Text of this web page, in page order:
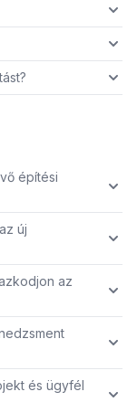
építési
új
az
és ügyfél